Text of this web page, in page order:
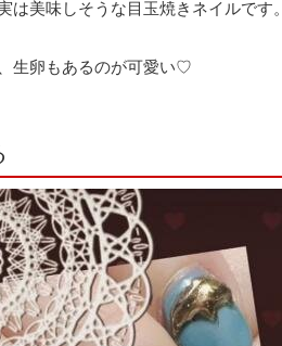
美味しそうな目玉焼きネイルです。
生卵もあるのが可愛い♡